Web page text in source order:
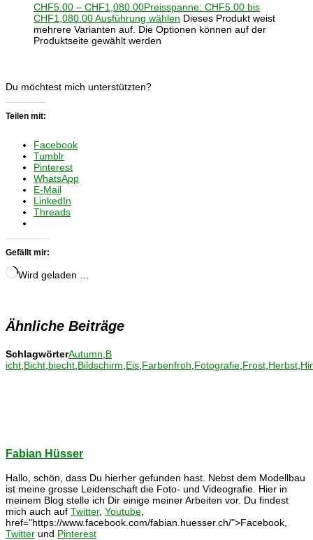
CHF5.00 – CHF1,080.00Preisspanne: CHF5.00 bis
CHF1,080.00Ausführung wählen Dieses Produkt weist
mehrere Varianten auf. Die Optionen können auf der
Produktseite gewählt werden
Du möchtest mich unterstützten?
Teilen mit:
Facebook
Tumblr
Pinterest
WhatsApp
E-Mail
LinkedIn
Threads
Gefällt mir:
Wird geladen …
Ähnliche Beiträge
SchlagwörterAutumn B
icht Bicht biecht Bildschirm Eis Farbenfroh Fotografie Frost Herbst
Fabian Hüsser
Hallo, schön, dass Du hierher gefunden hast. Nebst dem Modellbau
ist meine grosse Leidenschaft die Foto- und Videografie. Hier in
meinem Blog stelle ich Dir einige meiner Arbeiten vor. Du findest
mich auch auf Twitter, Youtube
href="https://www.facebook.com/fabian.huesser.ch/">Facebook,
Twitter und Pinterest